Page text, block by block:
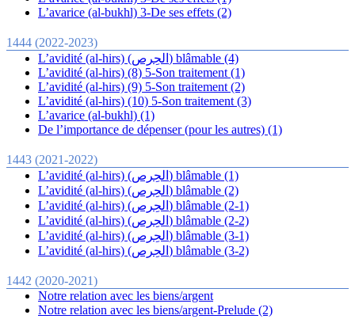
L’avarice (al-bukhl) 3-De ses effets (2)
1444 (2022-2023)
L’avidité (al-hirs) (الحِرص) blâmable (4)
L’avidité (al-hirs) (8) 5-Son traitement (1)
L’avidité (al-hirs) (9) 5-Son traitement (2)
L’avidité (al-hirs) (10) 5-Son traitement (3)
L’avarice (al-bukhl) (1)
De l’importance de dépenser (pour les autres) (1)
1443 (2021-2022)
L’avidité (al-hirs) (الحِرص) blâmable (1)
L’avidité (al-hirs) (الحِرص) blâmable (2)
L’avidité (al-hirs) (الحِرص) blâmable (2-1)
L’avidité (al-hirs) (الحِرص) blâmable (2-2)
L’avidité (al-hirs) (الحِرص) blâmable (3-1)
L’avidité (al-hirs) (الحِرص) blâmable (3-2)
1442 (2020-2021)
Notre relation avec les biens/argent
Notre relation avec les biens/argent-Prelude (2)